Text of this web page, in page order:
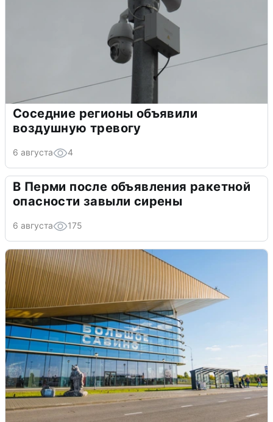
Соседние регионы объявили
воздушную тревогу
6 августа 4
В Перми после объявления ракетной
опасности завыли сирены
6 августа 175